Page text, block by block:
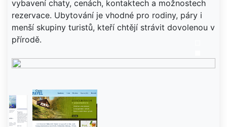
vybavení chaty, cenách, kontaktech a možnostech
rezervace. Ubytování je vhodné pro rodiny, páry i
menší skupiny turistů, kteří chtějí strávit dovolenou v
přírodě.